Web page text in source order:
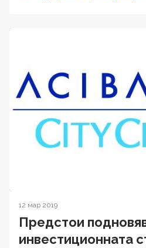
12 мар 2019
Предстои
инвестиционната